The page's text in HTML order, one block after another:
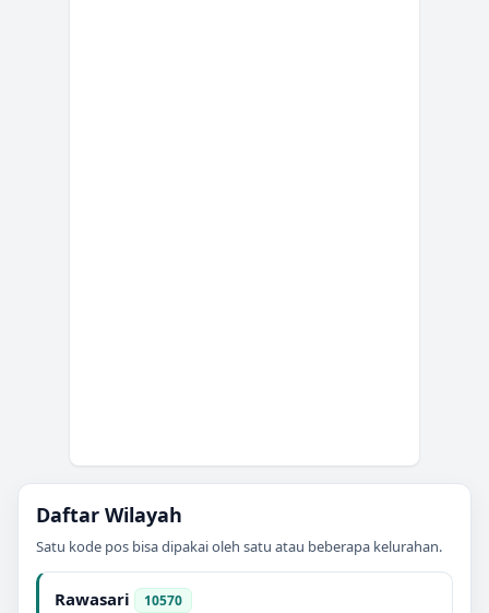
Daftar Wilayah
Satu kode pos bisa dipakai oleh satu atau beberapa kelurahan.
Rawasari 10570